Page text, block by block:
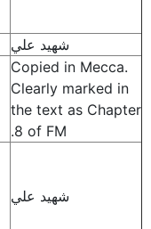
شهيد علي
Copied in Mecca.
Clearly marked in
the text as Chapter
8 of FM.
شهيد علي